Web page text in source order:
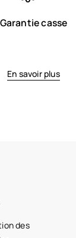
Garantie casse
En savoir plus
des